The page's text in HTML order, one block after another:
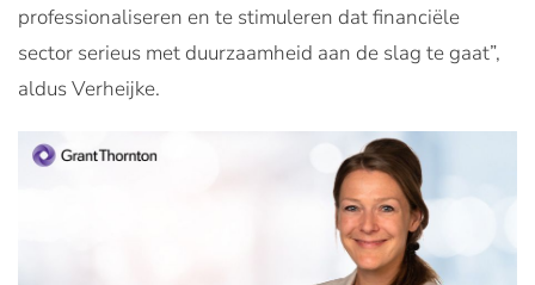
professionaliseren en te stimuleren dat financiële
sector serieus met duurzaamheid aan de slag te gaat”,
aldus Verheijke.